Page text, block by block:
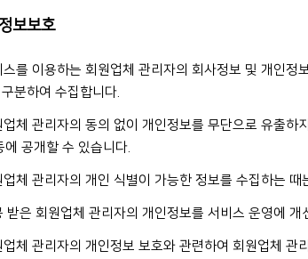
보보호
를 이용하는 회원업체 관리자의 회사정보 및 개인정
분하여 수집합니다.
체 관리자의 동의 없이 개인정보를 무단으로 유출하
에 공개할 수 있습니다.
체 관리자의 개인 식별이 가능한 정보를 수집하는 때
은 회원업체 관리자의 개인정보를 서비스 운영에 개
체 관리자의 개인정보 보호와 관련하여 회원업체 관